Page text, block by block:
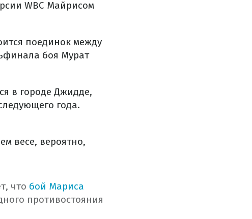
WBC Майрисом
поединок между
боя Мурат
в городе Джидде,
года.
весе, вероятно,
что бой Мариса
противостояния